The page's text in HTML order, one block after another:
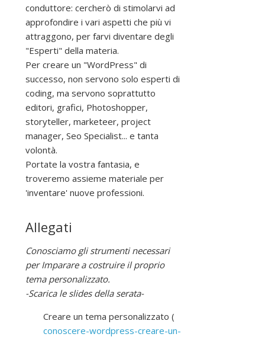
conduttore: cercherò di stimolarvi ad
approfondire i vari aspetti che più vi
attraggono, per farvi diventare degli
"Esperti" della materia.
Per creare un "WordPress" di
successo, non servono solo esperti di
coding, ma servono soprattutto
editori, grafici, Photoshopper,
storyteller, marketeer, project
manager, Seo Specialist... e tanta
volontà.
Portate la vostra fantasia, e
troveremo assieme materiale per
'inventare' nuove professioni.
Allegati
Conosciamo gli strumenti necessari
per Imparare a costruire il proprio
tema personalizzato.
-Scarica le slides della serata-
Creare un tema personalizzato (
conoscere-wordpress-creare-un-